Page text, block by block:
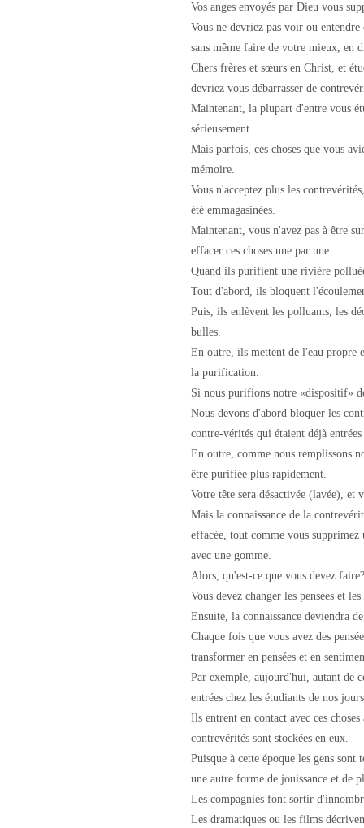
Vos anges envoyés par Dieu vous
Vous ne devriez pas voir ou entendre
sans même faire de votre mieux, en
Chers frères et sœurs en Christ, et
devriez vous débarrasser de
Maintenant, la plupart d'entre vous
sérieusement.
Mais parfois, ces choses que vous
mémoire.
Vous n'acceptez plus les
été emmagasinées.
Maintenant, vous n'avez pas à être
effacer ces choses une par une.
Quand ils purifient une rivière
Tout d'abord, ils bloquent
Puis, ils enlèvent les polluants, les
bulles.
En outre, ils mettent de l'eau propre
la purification.
Si nous purifions notre «dispositif»
Nous devons d'abord bloquer les
contre-vérités qui étaient déjà
En outre, comme nous remplissons
être purifiée plus rapidement.
Votre tête sera désactivée (lavée), et
Mais la connaissance de la
effacée, tout comme vous
avec une gomme.
Alors, qu'est-ce que vous devez faire?
Vous devez changer les pensées et
Ensuite, la connaissance deviendra
Chaque fois que vous avez des
transformer en pensées et en
Par exemple, aujourd'hui, autant de
entrées chez les étudiants de nos
Ils entrent en contact avec ces
contrevérités sont stockées en eux.
Puisque à cette époque les gens
une autre forme de jouissance et de
Les compagnies font sortir
Les dramatiques ou les films